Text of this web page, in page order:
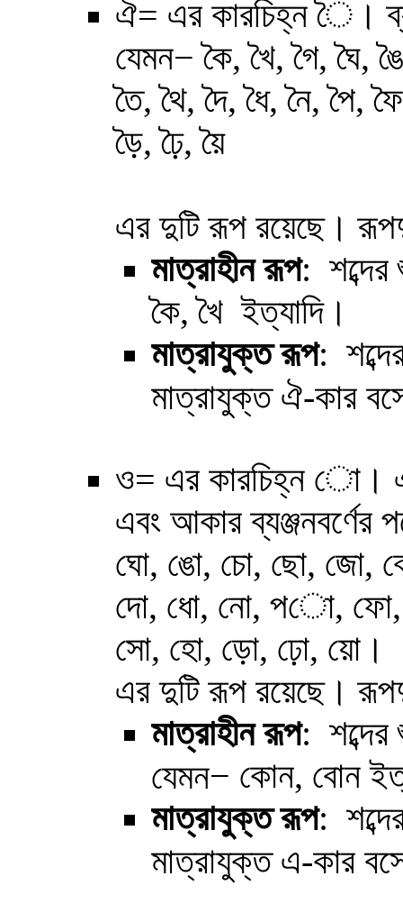
ঐ= এর কারচিহ্ন ৈ।
যেমন− কৈ, খৈ, গৈ, ঘৈ,
তৈ, থৈ, দৈ, ধৈ, নৈ, পৈ,
ড়ৈ, ঢ়ৈ, য়ৈ
এর দুটি রূপ রয়েছে।
মাত্রাহীনরূপ: শব্দের
কৈ, খৈ ইত্যাদি।
মাত্রাযুক্তরূপ:
মাত্রাযুক্ত ঐ-কার
ও= এর কারচিহ্ন ো।
এবং আকার ব্যঞ্জনবর্ণের
ঘো, ঙো, চো, ছো, জো,
দো, ধো, নো, পো, ফো,
সো, হো, ড়ো, ঢ়ো, য়ো।
এর দুটি রূপ রয়েছে।
মাত্রাহীনরূপ:
যেমন− কোন, বোন
মাত্রাযুক্তরূপ:
মাত্রাযুক্ত এ-কার